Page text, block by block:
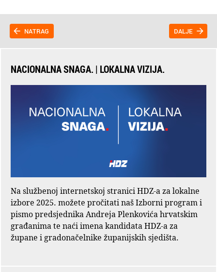
NATRAG DALJE
NACIONALNA SNAGA. | LOKALNA VIZIJA.
Na službenoj internetskoj stranici HDZ-a za lokalne
izbore 2025. možete pročitati naš Izborni program i
pismo predsjednika Andreja Plenkovića hrvatskim
građanima te naći imena kandidata HDZ-a za
župane i gradonačelnike županijskih sjedišta.